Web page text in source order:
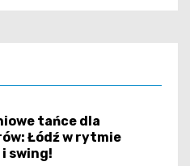
tańce dla
Łódź w rytmie
swing!